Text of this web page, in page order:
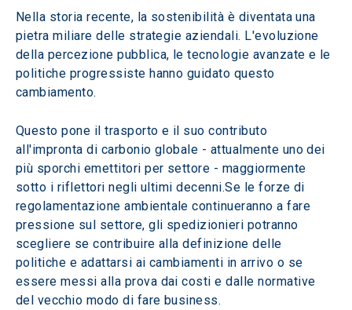
Nella storia recente, la sostenibilità è diventata una
pietra miliare delle strategie aziendali. L'evoluzione
della percezione pubblica, le tecnologie avanzate e le
politiche progressiste hanno guidato questo
cambiamento.
Questo pone il trasporto e il suo contributo
all'impronta di carbonio globale - attualmente uno dei
più sporchi emettitori per settore - maggiormente
sotto i riflettori negli ultimi decenni.Se le forze di
regolamentazione ambientale continueranno a fare
pressione sul settore, gli spedizionieri potranno
scegliere se contribuire alla definizione delle
politiche e adattarsi ai cambiamenti in arrivo o se
essere messi alla prova dai costi e dalle normative
del vecchio modo di fare business.